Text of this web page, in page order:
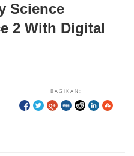
Science
2 With Digital
BAGIKAN: